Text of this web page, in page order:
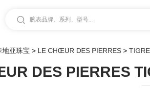
腕表品牌、系列、型号...
地亚珠宝 > LE CHŒUR DES PIERRES >
DES PIERRES